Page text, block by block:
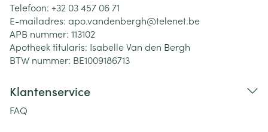
Telefoon: +32 03 457 06 71
E-mailadres: apo.vandenbergh@telenet.be
APB nummer: 113102
Apotheek titularis: Isabelle Van den Bergh
BTW nummer: BE1009186713
Klantenservice
FAQ